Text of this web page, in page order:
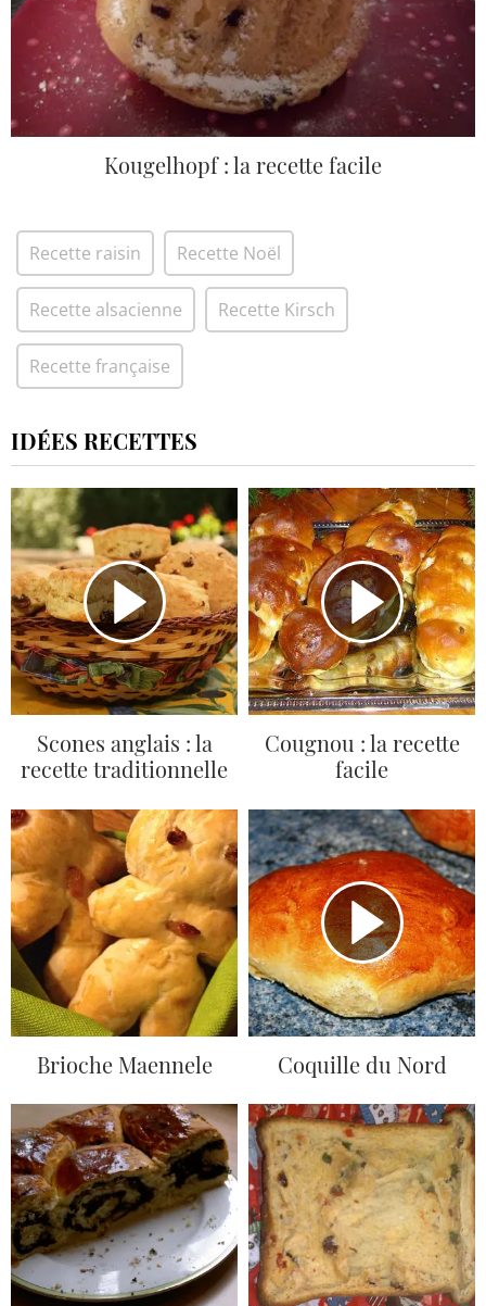
Kougelhopf : la recette facile
Recette raisin Recette Noël
Recette alsacienne Recette Kirsch
Recette française
IDÉES RECETTES
Scones anglais : la
recette traditionnelle
Cougnou : la recette
facile
Brioche Maennele Coquille du Nord